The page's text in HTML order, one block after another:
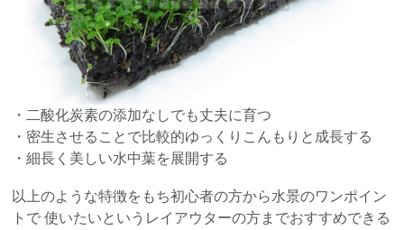
・二酸化炭素の添加なしでも丈夫に育つ
・密生させることで比較的ゆっくりこんもりと成長する
・細長く美しい水中葉を展開する
以上のような特徴をもち初心者の方から水景のワンポイン
トで 使いたいというレイアウターの方までおすすめできる